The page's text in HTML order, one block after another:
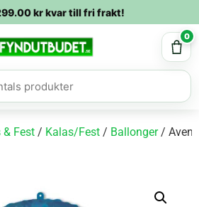
krkvar till fri frakt!
0
Fest / Kalas/Fest / Ballonger/